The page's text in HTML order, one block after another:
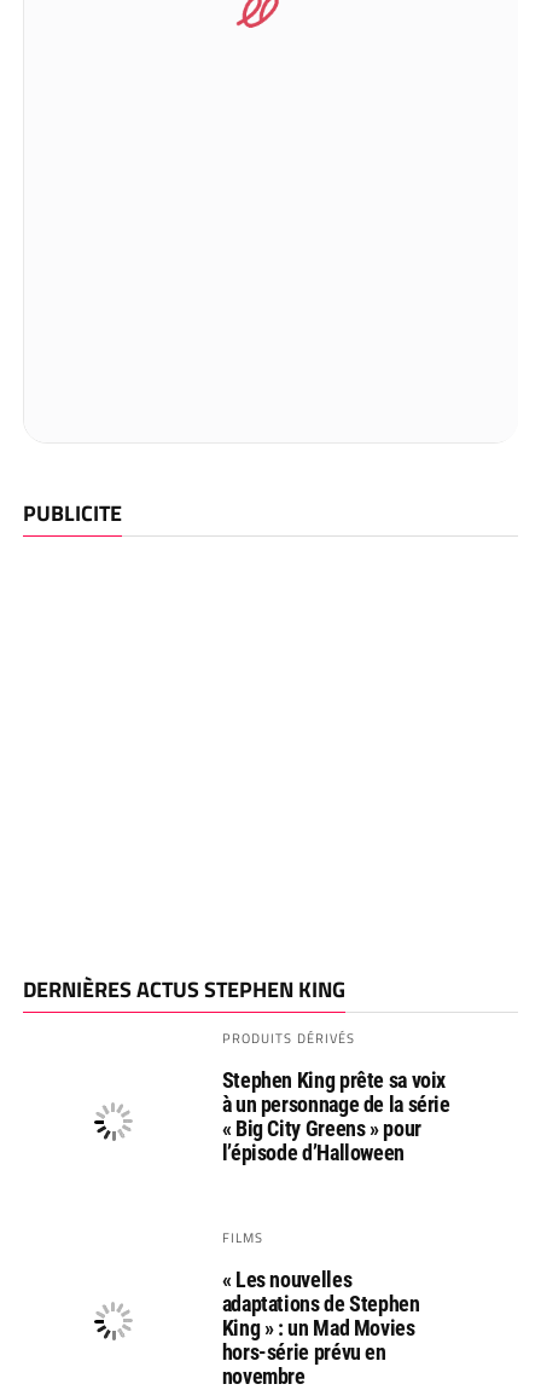
PUBLICITE
DERNIÈRES ACTUS STEPHEN KING
PRODUITS DÉRIVÉS
Stephen King prête sa voix
à un personnage de la série
« Big City Greens » pour
l’épisode d’Halloween
FILMS
« Les nouvelles
adaptations de Stephen
King » : un Mad Movies
hors-série prévu en
novembre